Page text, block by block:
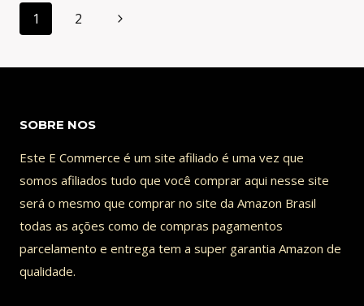
AÇÕES
Navegação
da
Página
1 2
Página
SOBRE NOS
Este E Commerce é um site afiliado é uma vez que
somos afiliados tudo que você comprar aqui nesse site
será o mesmo que comprar no site da Amazon Brasil
todas as ações como de compras pagamentos
parcelamento e entrega tem a super garantia Amazon de
qualidade.